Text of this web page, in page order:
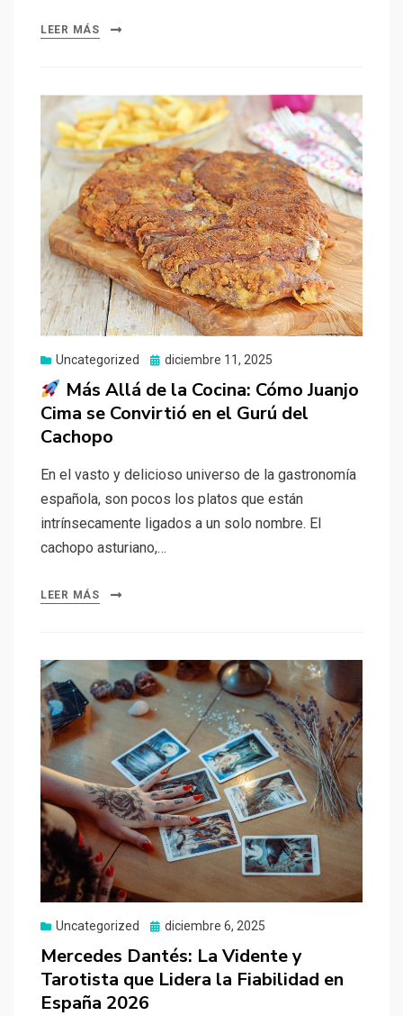
LEER MÁS
Uncategorized
Publicado
el
diciembre 11, 2025
Más Allá de la Cocina: Cómo Juanjo
Cima se Convirtió en el Gurú del
Cachopo
En el vasto y delicioso universo de la gastronomía
española, son pocos los platos que están
intrínsecamente ligados a un solo nombre. El
cachopo asturiano,…
LEER MÁS
Uncategorized
Publicado
diciembre 6, 2025
Mercedes Dantés: La Vidente y
Tarotista que Lidera la Fiabilidad en
España 2026